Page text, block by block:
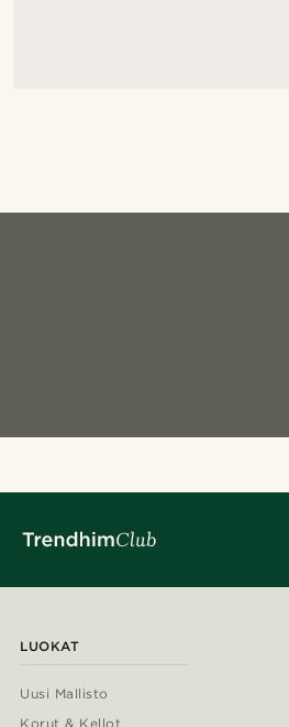
LUOKAT
Uusi Mallisto
Korut & Kellot